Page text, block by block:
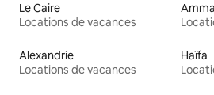
Le Caire
Locations de vacances
Alexandrie
Locations de vacances
Haïfa